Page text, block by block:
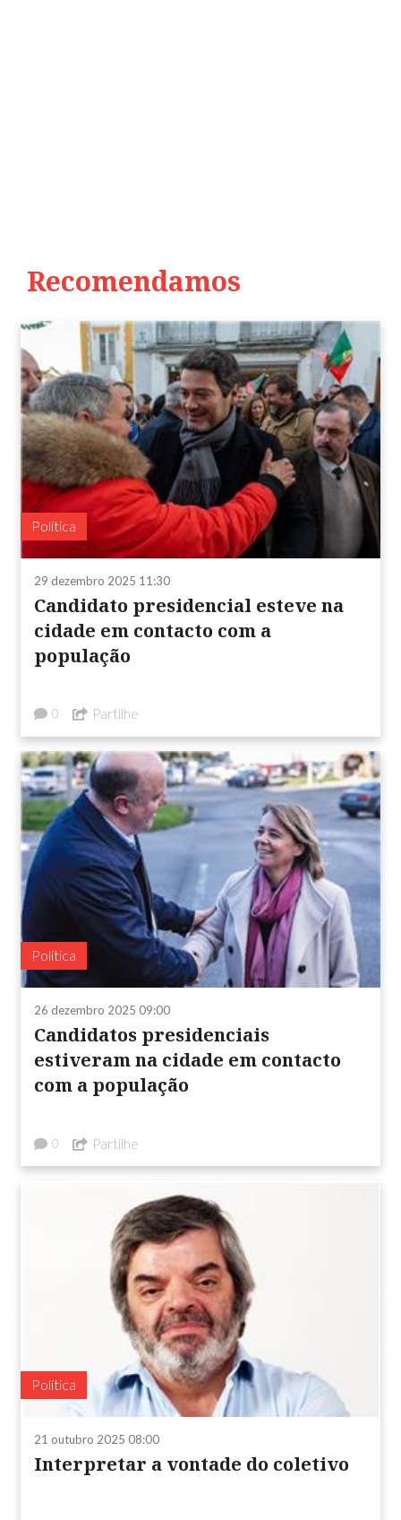
Recomendamos
Política
29 dezembro 2025 11:30
Candidato presidencial esteve na
cidade em contacto com a
população
0 Partilhe
Política
26 dezembro 2025 09:00
Candidatos presidenciais
estiveram na cidade em contacto
com a população
0 Partilhe
Política
21 outubro 2025 08:00
Interpretar a vontade do coletivo